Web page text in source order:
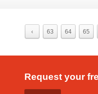
‹ 63 64 65
Request your